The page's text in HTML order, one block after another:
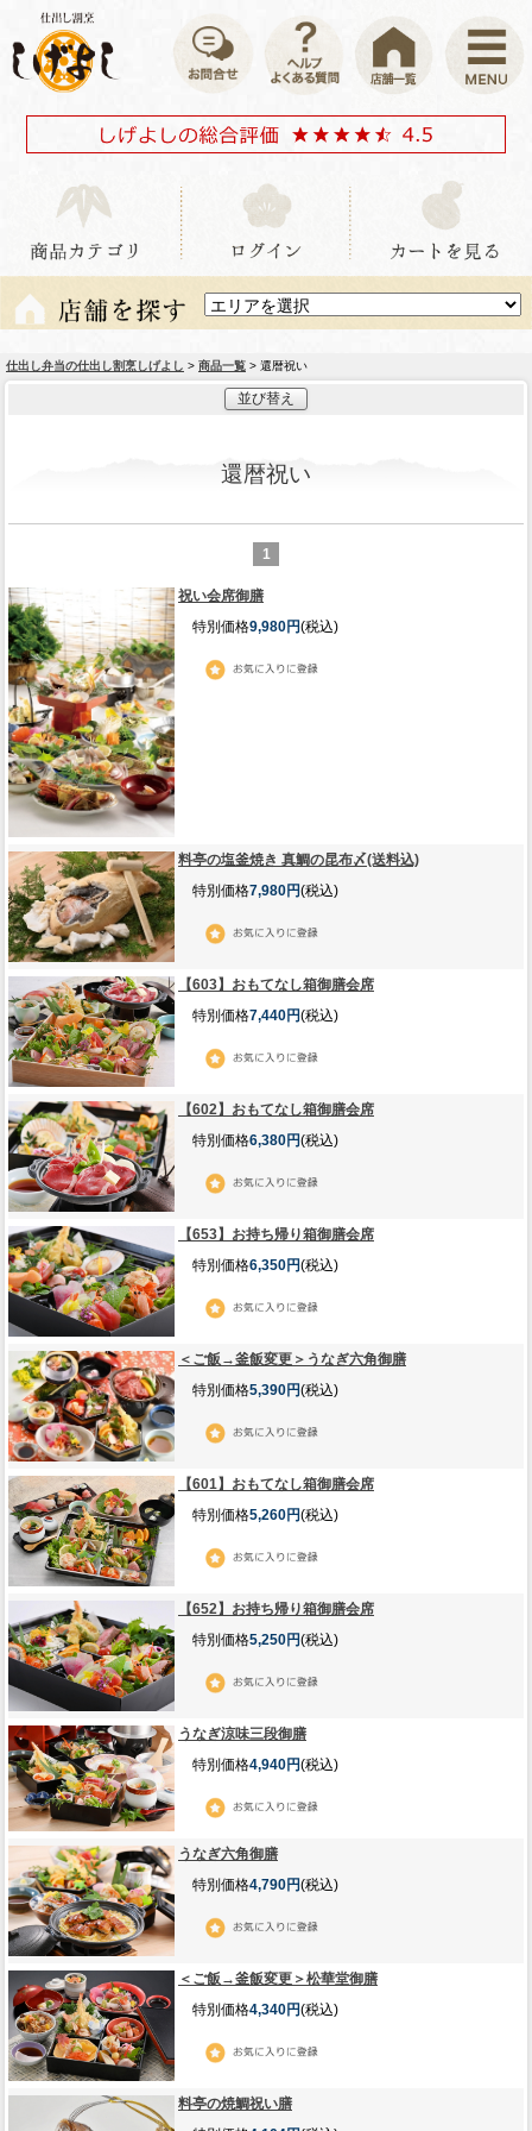
仕出し弁当の仕出し割烹しげよし > 商品一覧 > 還暦祝い
並び替え
還暦祝い
1
祝い会席御膳
特別価格9,980円(税込)
料亭の塩釜焼き 真鯛の昆布〆(送料込)
特別価格7,980円(税込)
【603】おもてなし箱御膳会席
特別価格7,440円(税込)
【602】おもてなし箱御膳会席
特別価格6,380円(税込)
【653】お持ち帰り箱御膳会席
特別価格6,350円(税込)
＜ご飯→釜飯変更＞うなぎ六角御膳
特別価格5,390円(税込)
【601】おもてなし箱御膳会席
特別価格5,260円(税込)
【652】お持ち帰り箱御膳会席
特別価格5,250円(税込)
うなぎ涼味三段御膳
特別価格4,940円(税込)
うなぎ六角御膳
特別価格4,790円(税込)
＜ご飯→釜飯変更＞松華堂御膳
特別価格4,340円(税込)
料亭の焼鯛祝い膳